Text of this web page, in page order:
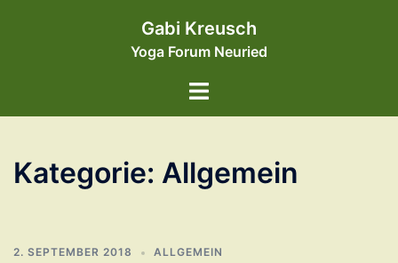
Gabi Kreusch
Yoga Forum Neuried
Menü
Kategorie: Allgemein
2. SEPTEMBER 2018 ALLGEMEIN